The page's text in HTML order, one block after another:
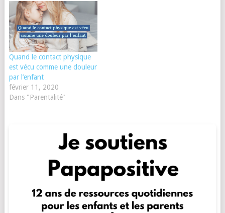
Quand le contact physique
est vécu comme une douleur
par l’enfant
février 11, 2020
Dans "Parentalité"